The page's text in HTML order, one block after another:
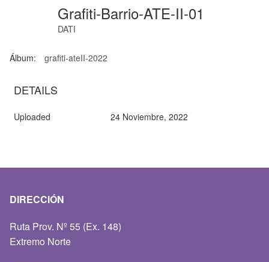
Grafiti-Barrio-ATE-II-01
DATI
Álbum: grafiti-ateII-2022
DETAILS
Uploaded 24 Noviembre, 2022
DIRECCIÓN
Ruta Prov. Nº 55 (Ex. 148)
Extremo Norte